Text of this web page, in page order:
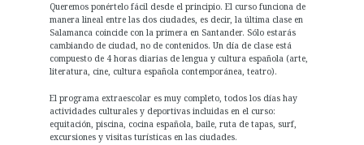
Queremos ponértelo fácil desde el principio. El curso funciona de
manera lineal entre las dos ciudades, es decir, la última clase en
Salamanca coincide con la primera en Santander. Sólo estarás
cambiando de ciudad, no de contenidos. Un día de clase está
compuesto de 4 horas diarias de lengua y cultura española (arte,
literatura, cine, cultura española contemporánea, teatro).
El programa extraescolar es muy completo, todos los días hay
actividades culturales y deportivas incluidas en el curso:
equitación, piscina, cocina española, baile, ruta de tapas, surf,
excursiones y visitas turísticas en las ciudades.